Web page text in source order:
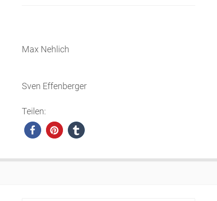
Max Nehlich
Sven Effenberger
Teilen: